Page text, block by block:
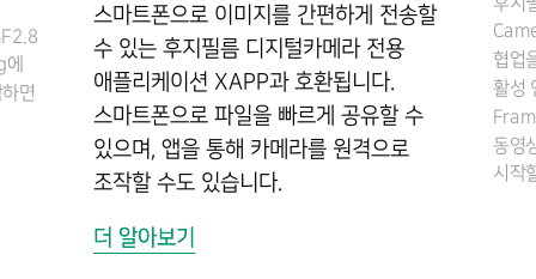
면
스마트폰으로 이미지를 간편하게 전송할
수 있는 후지필름 디지털카메라 전용
애플리케이션 XAPP과 호환됩니다.
스마트폰으로 파일을 빠르게 공유할 수
있으며, 앱을 통해 카메라를 원격으로
조작할 수도 있습니다.
더 알아보기
협업
활성
동영
시작